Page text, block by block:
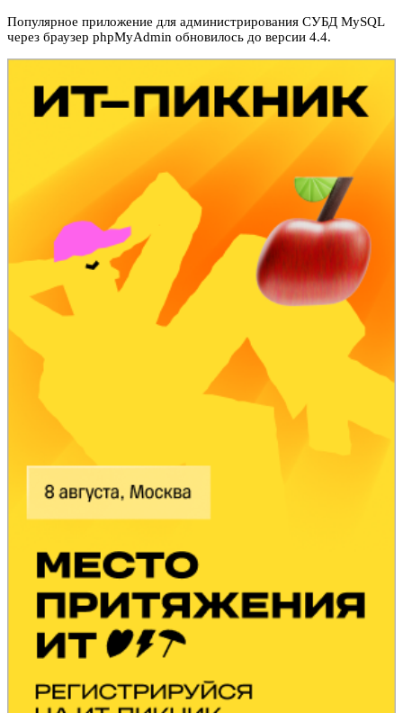
Популярное приложение для администрирования СУБД MySQL
через браузер phpMyAdmin обновилось до версии 4.4.